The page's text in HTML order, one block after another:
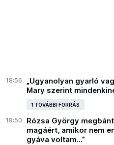
18:56
„Ugyanolyan gyarló
Mary szerint
1 TOVÁBBI FORRÁS
18:50
Rózsa György
magáért, amikor nem
gyáva voltam...”